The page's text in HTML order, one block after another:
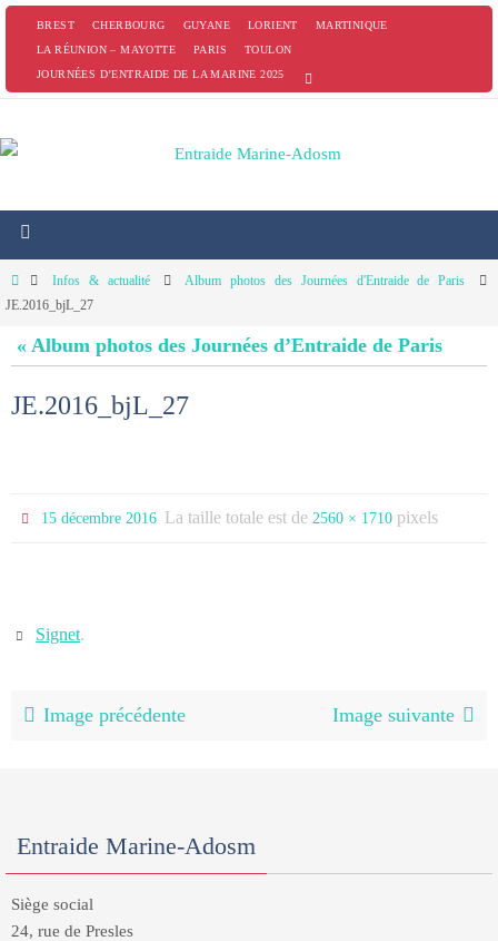
PasserBREST CHERBOURG GUYANE LORIENT
MARTINIQUE
LA RÉUNION – MAYOTTE
PARIS
TOULON
JOURNÉES D’ENTRAIDE DE LA MARINE 2025
HomeInfos & actualité
Album photos des Journées d'Entraide de Paris
JE.2016_bjL_27
« Album photos des Journées d’Entraide de Paris
JE.2016_bjL_27
15 décembre 2016 La taille totale est de 2560 × 1710 pixels
Signet.
Image précédente Image suivante
Entraide Marine-Adosm
Siège social
24, rue de Presles